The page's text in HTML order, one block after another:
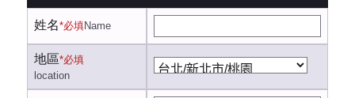
姓名*必填Name
地區*必填
location